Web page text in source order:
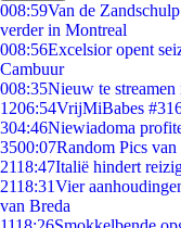
008:59Van de
verder in Montreal
008:56Excelsior opent
Cambuur
008:35Nieuw te streamen
1206:54VrijMiBabes
304:46Niewiadoma
3500:07Random Pics
2118:47Italië hindert
2118:31Vier
van Breda